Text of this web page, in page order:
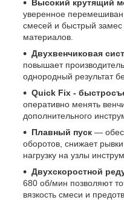
Высокий крутящий
уверенное
смесей и быстрый замес
материалов.
Двухвенчиковая
повышает
однородный результат
Quick Fix -
оперативно менять
дополнительного
Плавный пуск —
оборотов, снижает
нагрузку на узлы
Двухскоростной
680 об/мин позволяют
вязкость смеси и